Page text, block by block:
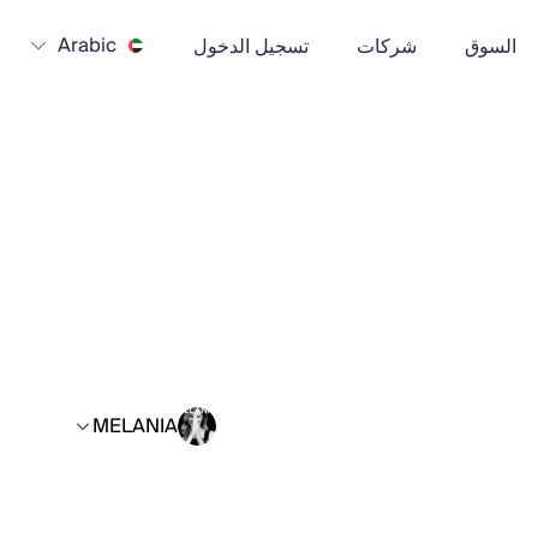
السوق شركات تسجيل الدخول Arabic
MELANIA